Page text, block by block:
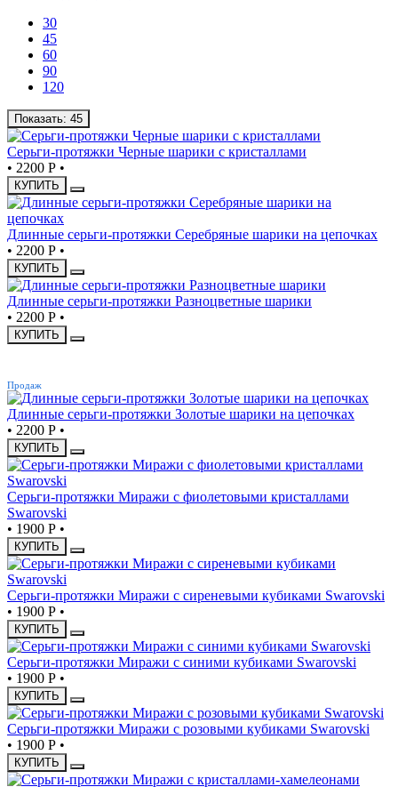
30
45
60
90
120
Показать: 45
Серьги-протяжки Черные шарики с кристаллами
• 2200 Р •
КУПИТЬ
Длинные серьги-протяжки Серебряные шарики на цепочках
• 2200 Р •
КУПИТЬ
Длинные серьги-протяжки Разноцветные шарики
• 2200 Р •
КУПИТЬ
Продаж
Длинные серьги-протяжки Золотые шарики на цепочках
• 2200 Р •
КУПИТЬ
Серьги-протяжки Миражи с фиолетовыми кристаллами
Swarovski
• 1900 Р •
КУПИТЬ
Серьги-протяжки Миражи с сиреневыми кубиками Swarovski
• 1900 Р •
КУПИТЬ
Серьги-протяжки Миражи с синими кубиками Swarovski
• 1900 Р •
КУПИТЬ
Серьги-протяжки Миражи с розовыми кубиками Swarovski
• 1900 Р •
КУПИТЬ